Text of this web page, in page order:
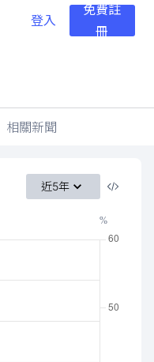
登入
免費註
冊
相關新聞
近5年